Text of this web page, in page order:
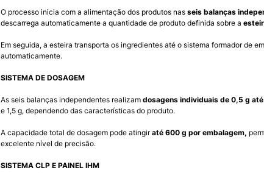
O processo inicia com a alimentação dos produtos nas seis balanças
descarrega automaticamente a quantidade de produto definida sobre a
Em seguida, a esteira transporta os ingredientes até o sistema formador de
automaticamente.
SISTEMA DE DOSAGEM
As seis balanças independentes realizam dosagens individuais de 0,5 g
e 1,5 g, dependendo das características do produto.
A capacidade total de dosagem pode atingiraté 600 g por embalagem,
excelente nível de precisão.
SISTEMA CLP E PAINEL IHM